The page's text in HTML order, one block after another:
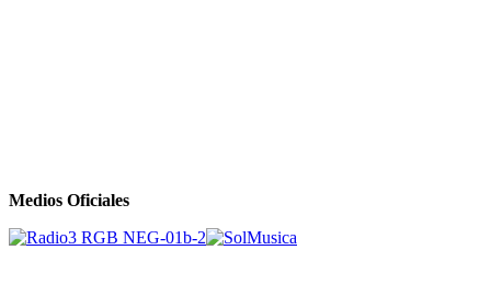
Medios Oficiales